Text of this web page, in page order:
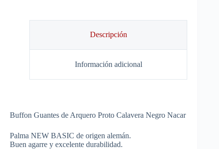
Descripción
Información adicional
Buffon Guantes de Arquero Proto Calavera Negro Nacar
Palma NEW BASIC de origen alemán.
Buen agarre y excelente durabilidad.